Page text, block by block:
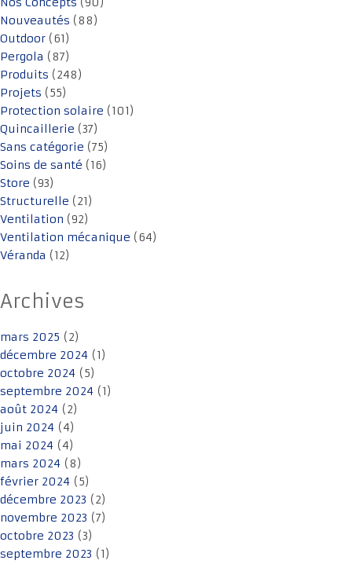
Nouveautés (88)
Outdoor (61)
Pergola (87)
Produits (248)
Projets (55)
Protection solaire (101)
Quincaillerie (37)
Sans catégorie (75)
Soins de santé (16)
Store (93)
Structurelle (21)
Ventilation (92)
Ventilation mécanique (64)
Véranda (12)
Archives
mars 2025 (2)
décembre 2024 (1)
octobre 2024 (5)
septembre 2024 (1)
août 2024 (2)
juin 2024 (4)
mai 2024 (4)
mars 2024 (8)
février 2024 (5)
décembre 2023 (2)
novembre 2023 (7)
octobre 2023 (3)
septembre 2023 (1)